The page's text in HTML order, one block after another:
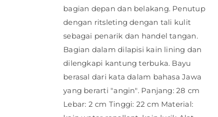
bagian depan dan belakang. Penutup
dengan ritsleting dengan tali kulit
sebagai penarik dan handel tangan.
Bagian dalam dilapisi kain lining dan
dilengkapi kantung terbuka. Bayu
berasal dari kata dalam bahasa Jawa
yang berarti "angin". Panjang: 28 cm
Lebar: 2 cm Tinggi: 22 cm Material: